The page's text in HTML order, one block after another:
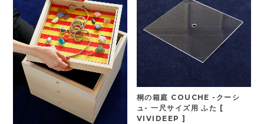
桐の箱庭 COUCHE -クーシ
ュ- 一尺サイズ用 ふた [
VIVIDEEP ]